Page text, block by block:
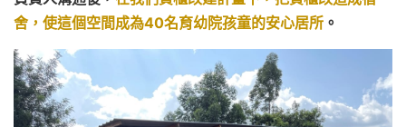
舍，使這個空間成為40名育幼院孩童的安心居所 。